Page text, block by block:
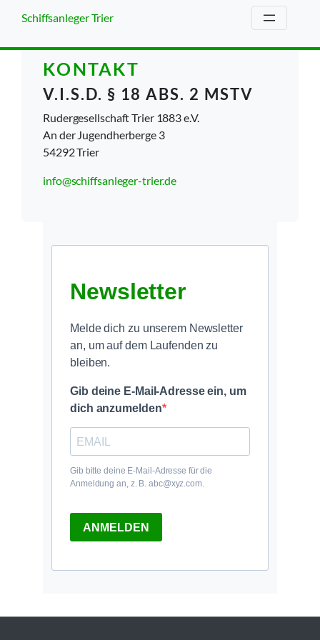
Inhalt
Schiffsanleger Trier
KONTAKT
V.I.S.D. § 18 ABS. 2 MSTV
Rudergesellschaft Trier 1883 e.V.
An der Jugendherberge 3
54292 Trier
info@schiffsanleger-trier.de
Newsletter
Melde dich zu unserem Newsletter
an, um auf dem Laufenden zu
bleiben.
Gib deine E-Mail-Adresse ein, um
dich anzumelden
Gib bitte deine E-Mail-Adresse für die
Anmeldung an, z. B. abc@xyz.com.
ANMELDEN